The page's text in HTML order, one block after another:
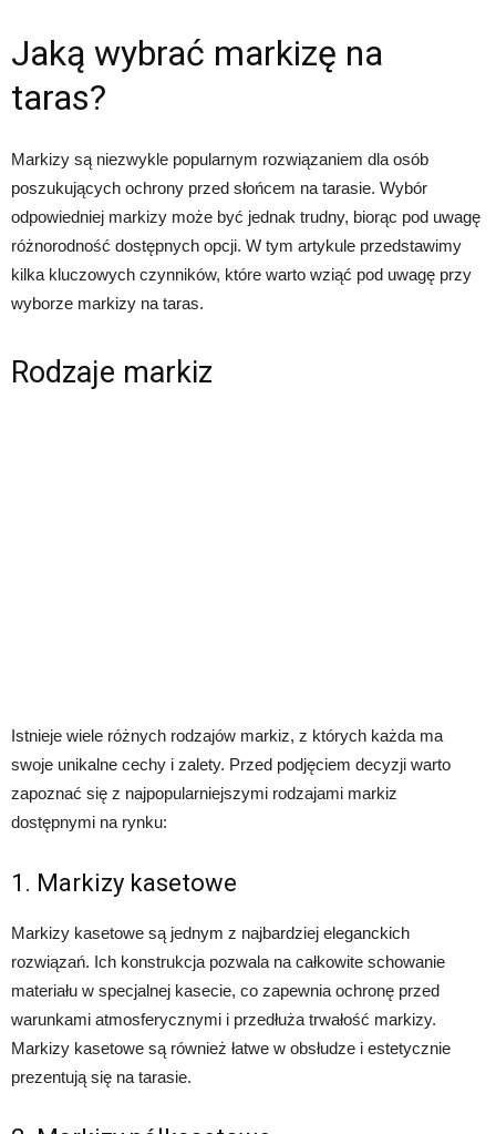
Jaką wybrać markizę na
taras?
Markizy są niezwykle popularnym rozwiązaniem dla osób
poszukujących ochrony przed słońcem na tarasie. Wybór
odpowiedniej markizy może być jednak trudny, biorąc pod uwagę
różnorodność dostępnych opcji. W tym artykule przedstawimy
kilka kluczowych czynników, które warto wziąć pod uwagę przy
wyborze markizy na taras.
Rodzaje markiz
Istnieje wiele różnych rodzajów markiz, z których każda ma
swoje unikalne cechy i zalety. Przed podjęciem decyzji warto
zapoznać się z najpopularniejszymi rodzajami markiz
dostępnymi na rynku:
1. Markizy kasetowe
Markizy kasetowe są jednym z najbardziej eleganckich
rozwiązań. Ich konstrukcja pozwala na całkowite schowanie
materiału w specjalnej kasecie, co zapewnia ochronę przed
warunkami atmosferycznymi i przedłuża trwałość markizy.
Markizy kasetowe są również łatwe w obsłudze i estetycznie
prezentują się na tarasie.